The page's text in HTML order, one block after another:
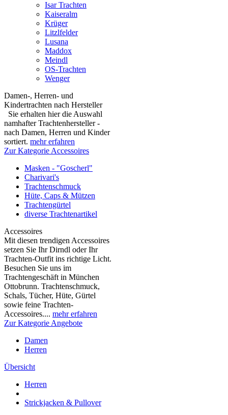
Isar Trachten
Kaiseralm
Krüger
Litzlfelder
Lusana
Maddox
Meindl
OS-Trachten
Wenger
Damen-, Herren- und
Kindertrachten nach Hersteller
Sie erhalten hier die Auswahl
namhafter Trachtenhersteller -
nach Damen, Herren und Kinder
sortiert. mehr erfahren
Zur Kategorie Accessoires
Masken - "Goscherl"
Charivari's
Trachtenschmuck
Hüte, Caps & Mützen
Trachtengürtel
diverse Trachtenartikel
Accessoires
Mit diesen trendigen Accessoires
setzen Sie Ihr Dirndl oder Ihr
Trachten-Outfit ins richtige Licht.
Besuchen Sie uns im
Trachtengeschäft in München
Ottobrunn. Trachtenschmuck,
Schals, Tücher, Hüte, Gürtel
sowie feine Trachten-
Accessoires.... mehr erfahren
Zur Kategorie Angebote
Damen
Herren
Übersicht
Herren
Strickjacken & Pullover